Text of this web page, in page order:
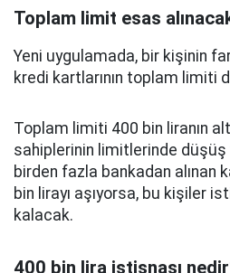
Toplam limit esas
Yeni uygulamada, bir kişinin
kredi kartlarının toplam limiti
Toplam limiti 400 bin liranın
sahiplerinin limitlerinde düşüş
birden fazla bankadan alınan
bin lirayı aşıyorsa, bu kişiler
kalacak.
400 bin lira istisnası